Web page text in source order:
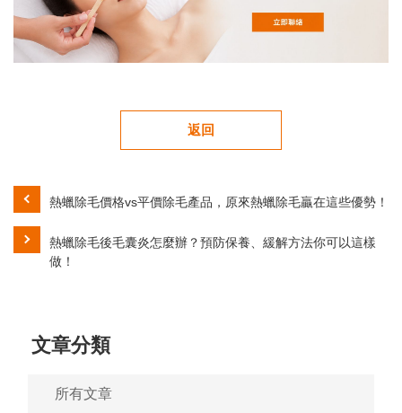
返回
熱蠟除毛價格vs平價除毛產品，原來熱蠟除毛贏在這些優勢！
熱蠟除毛後毛囊炎怎麼辦？預防保養、緩解方法你可以這樣
做！
文章分類
所有文章